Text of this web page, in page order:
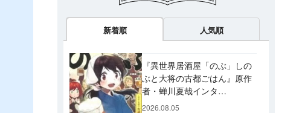
新着順 人気順
『異世界居酒屋「のぶ」しの
ぶと大将の古都ごはん』原作
者・蝉川夏哉インタ
ビュー！ 今後「のぶ」に登
2026.08.05